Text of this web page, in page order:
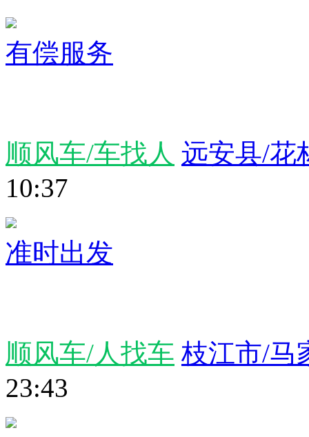
有偿服务
顺风车/车找人 远安县/花
10:37
准时出发
顺风车/人找车 枝江市/马
23:43